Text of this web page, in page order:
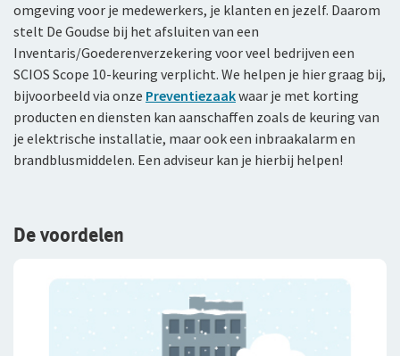
omgeving voor je medewerkers, je klanten en jezelf. Daarom
stelt De Goudse bij het afsluiten van een
Inventaris/Goederenverzekering voor veel bedrijven een
SCIOS Scope 10-keuring verplicht. We helpen je hier graag bij,
bijvoorbeeld via onze Preventiezaakwaar je met korting
producten en diensten kan aanschaffen zoals de keuring van
je elektrische installatie, maar ook een inbraakalarm en
brandblusmiddelen. Een adviseur kan je hierbij helpen!
De voordelen